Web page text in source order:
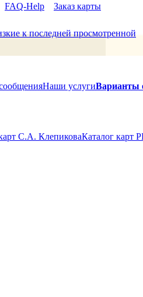
FAQ-Help Заказ карты
к последней просмотренной
Наши услугиВарианты
С.А. КлепиковаКаталог карт